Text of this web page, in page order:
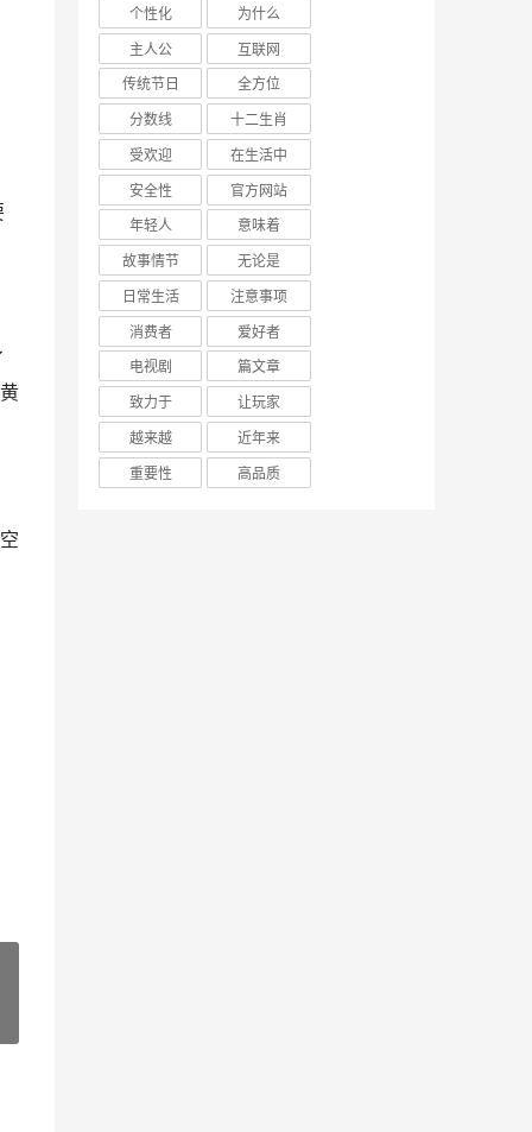
个性化
为什么
主人公
互联网
传统节日
全方位
分数线
十二生肖
受欢迎
在生活中
安全性
官方网站
年轻人
意味着
故事情节
无论是
日常生活
注意事项
消费者
爱好者
电视剧
篇文章
致力于
让玩家
越来越
近年来
重要性
高品质